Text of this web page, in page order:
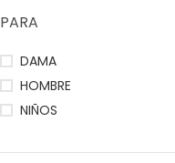
PARA
DAMA
HOMBRE
NIÑOS